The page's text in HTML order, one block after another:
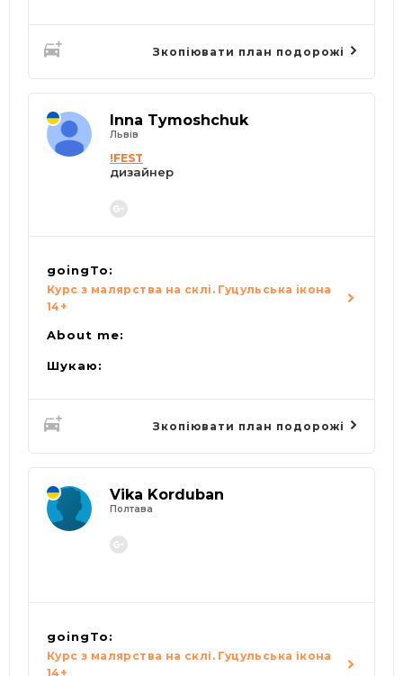
Зкопіювати план подорожі
Inna Tymoshchuk
Львів
!FEST
дизайнер
goingTo:
Курс з малярства на склі. Гуцульська ікона
14+
About me:
Шукаю:
Зкопіювати план подорожі
Vika Korduban
Полтава
goingTo:
Курс з малярства на склі. Гуцульська ікона
14+